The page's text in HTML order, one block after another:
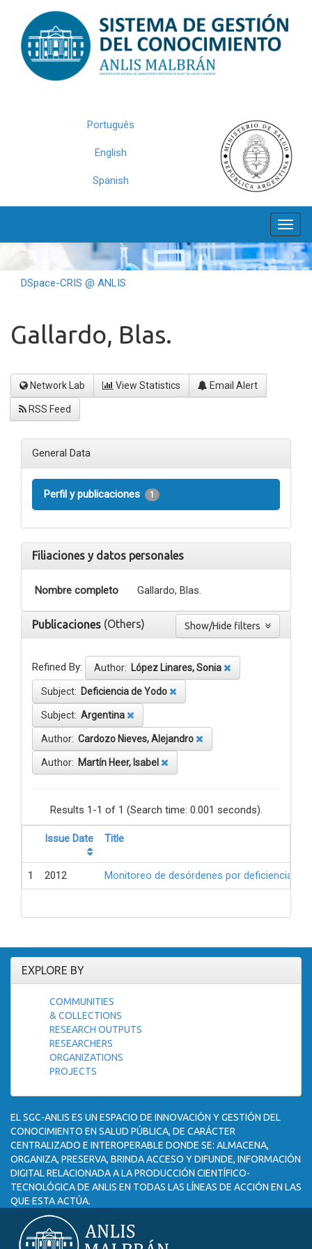
navigation
Português
English
Spanish
DSpace-CRIS @ ANLIS
Gallardo, Blas.
Network Lab View Statistics Email Alert
RSS Feed
General Data
Perfil y publicaciones 1
Filiaciones y datos personales
Nombre completo Gallardo, Blas.
Publicaciones (Others)
Refined By: Author: López Linares, Sonia
Subject: Deficiencia de Yodo
Subject: Argentina
Author: Cardozo Nieves, Alejandro
Author: Martín Heer, Isabel
Results 1-1 of 1 (Search time: 0.001 seconds).
Issue Date Title
1 2012 Monitoreo de desórdenes por deficiencia
EXPLORE BY
COMMUNITIES
& COLLECTIONS
RESEARCH OUTPUTS
RESEARCHERS
ORGANIZATIONS
PROJECTS
EL SGC-ANLIS ES UN ESPACIO DE INNOVACIÓN Y GESTIÓN DEL
CONOCIMIENTO EN SALUD PÚBLICA, DE CARÁCTER
CENTRALIZADO E INTEROPERABLE DONDE SE: ALMACENA,
ORGANIZA, PRESERVA, BRINDA ACCESO Y DIFUNDE, INFORMACIÓN
DIGITAL RELACIONADA A LA PRODUCCIÓN CIENTÍFICO-
TECNOLÓGICA DE ANLIS EN TODAS LAS LÍNEAS DE ACCIÓN EN LAS
QUE ESTA ACTÚA.